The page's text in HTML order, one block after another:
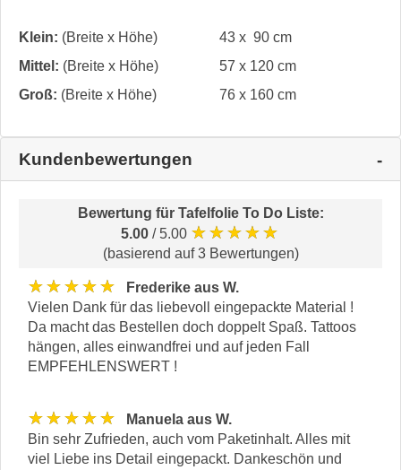
Klein: (Breite x Höhe)
43 x 90 cm
Mittel: (Breite x Höhe)
57 x 120 cm
Groß: (Breite x Höhe) 76 x 160 cm
Kundenbewertungen
Bewertung für Tafelfolie To Do Liste:
5.00 / 5.00 ★★★★★
(basierend auf 3 Bewertungen)
★★★★★
Frederike aus W.
Vielen Dank für das liebevoll eingepackte Material !
Da macht das Bestellen doch doppelt Spaß. Tattoos
hängen, alles einwandfrei und auf jeden Fall
EMPFEHLENSWERT !
★★★★★
Manuela aus W.
Bin sehr Zufrieden, auch vom Paketinhalt. Alles mit
viel Liebe ins Detail eingepackt. Dankeschön und